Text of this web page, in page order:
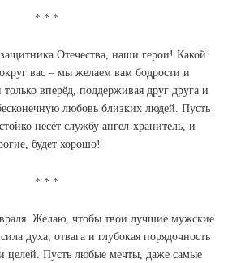
Отечества, наши герои! Какой
вас – мы желаем вам бодрости и
вперёд, поддерживая друг друга и
любовь близких людей. Пусть
несёт службу ангел-хранитель, и
будет хорошо!
Желаю, чтобы твои лучшие мужские
духа, отвага и глубокая порядочность
целей. Пусть любые мечты, даже самые